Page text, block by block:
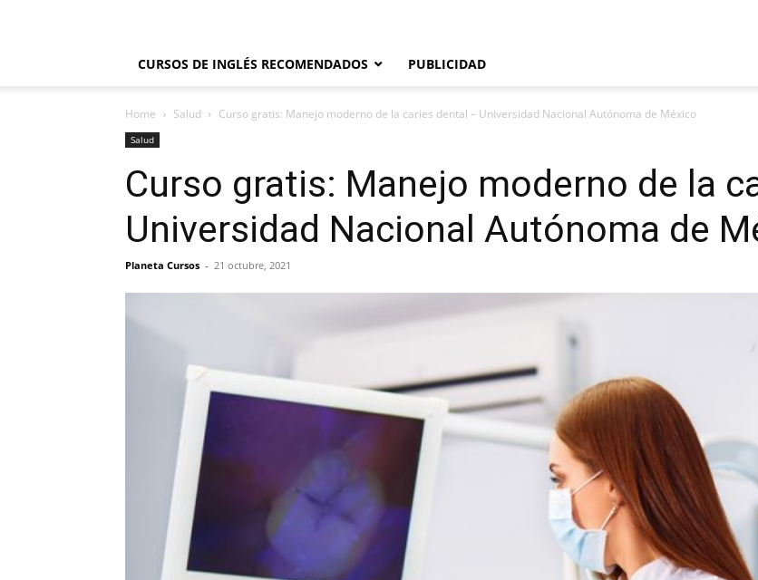
CURSOS DE INGLÉS RECOMENDADOS PUBLICIDAD
Home Salud Curso gratis: Manejo moderno de la caries dental – Universidad Nacional Autónoma de México
Salud
Curso gratis: Manejo moderno de la
Universidad Nacional Autónoma de
Planeta Cursos - 21 octubre, 2021